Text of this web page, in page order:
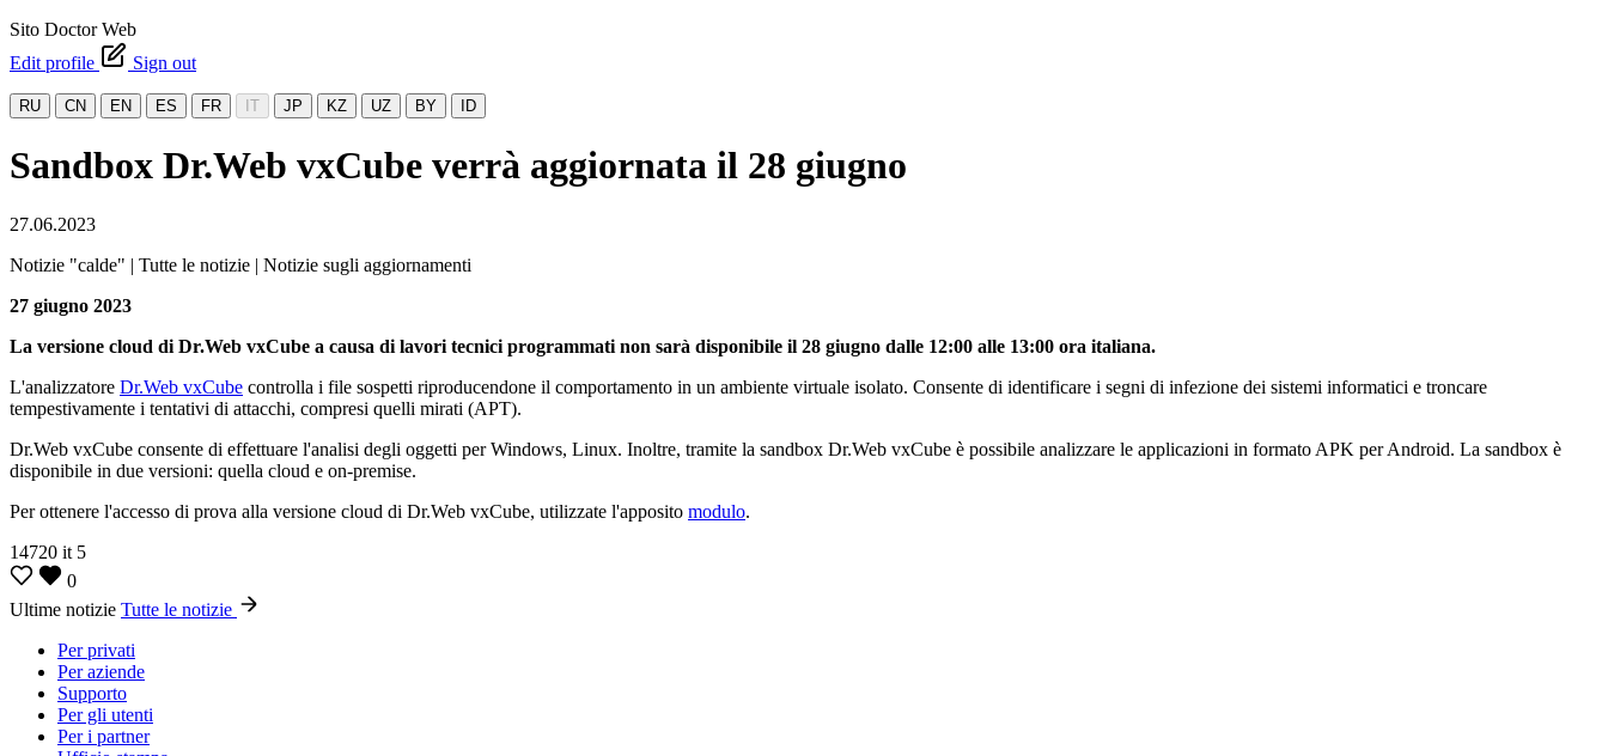
Sito Doctor Web
Edit profile
Sign out
RU CN EN ES FR IT JP KZ UZ BY ID
Sandbox Dr.Web vxCube verrà aggiornata il 28 giugno
27.06.2023
Notizie "calde" | Tutte le notizie | Notizie sugli aggiornamenti
27 giugno 2023
La versione cloud di Dr.Web vxCube a causa di lavori tecnici programmati non sarà disponibile il 28 giugno dalle 12:00 alle 13:00 ora italiana.
L'analizzatore Dr.Web vxCube controlla i file sospetti riproducendone il comportamento in un ambiente virtuale isolato. Consente di identificare i segni di infezione dei sistemi informatici e troncare
tempestivamente i tentativi di attacchi, compresi quelli mirati (APT).
Dr.Web vxCube consente di effettuare l'analisi degli oggetti per Windows, Linux. Inoltre, tramite la sandbox Dr.Web vxCube è possibile analizzare le applicazioni in formato APK per Android. La sandbox è
disponibile in due versioni: quella cloud e on-premise.
Per ottenere l'accesso di prova alla versione cloud di Dr.Web vxCube, utilizzate l'apposito modulo.
14720 it 5
0
Ultime notizie Tutte le notizie
Per privati
Per aziende
Supporto
Per gli utenti
Per i partner